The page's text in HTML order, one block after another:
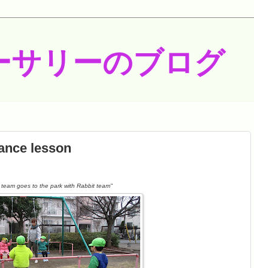
サリーのブログ
lesson
team goes to the park with Rabbit team''